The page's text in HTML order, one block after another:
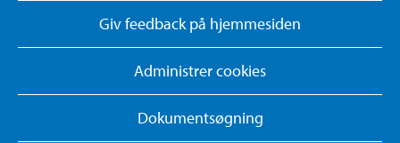
Giv feedback på hjemmesiden
Administrer cookies
Dokumentsøgning